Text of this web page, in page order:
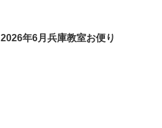
2026年6月兵庫教室お便り